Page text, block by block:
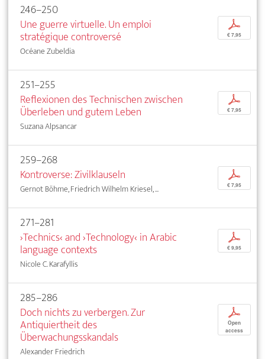
246–250
Une guerre virtuelle. Un emploi
stratégique controversé
Océane Zubeldia
p
€ 7,95
251–255
Reflexionen des Technischen zwischen
Überleben und gutem Leben
Suzana Alpsancar
p
€ 7,95
259–268
Kontroverse: Zivilklauseln
Gernot Böhme, Friedrich Wilhelm Kriesel, ...
p
€ 7,95
271–281
›Technics‹ and ›Technology‹ in Arabic
language contexts
Nicole C. Karafyllis
p
€ 9,95
285–286
Doch nichts zu verbergen. Zur
Antiquiertheit des
Überwachungsskandals
Alexander Friedrich
p
Open
access